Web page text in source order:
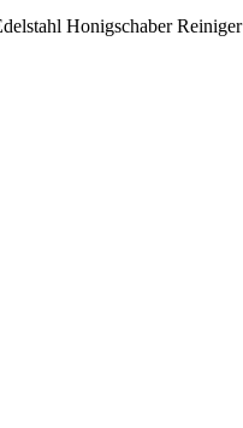
Honigschaber Reiniger